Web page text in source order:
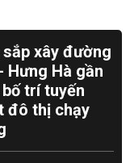
sắp xây đường
Hưng Hà gần
trí tuyến
đô thị chạy